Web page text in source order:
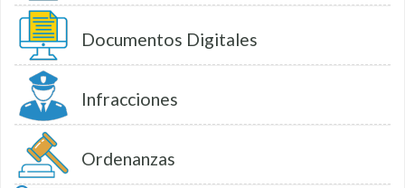
Documentos Digitales
Infracciones
Ordenanzas